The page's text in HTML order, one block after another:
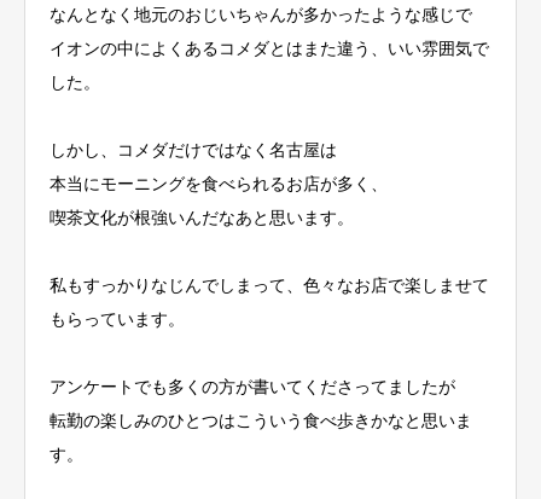
なんとなく地元のおじいちゃんが多かったような感じで
イオンの中によくあるコメダとはまた違う、いい雰囲気で
した。
しかし、コメダだけではなく名古屋は
本当にモーニングを食べられるお店が多く、
喫茶文化が根強いんだなあと思います。
私もすっかりなじんでしまって、色々なお店で楽しませて
もらっています。
アンケートでも多くの方が書いてくださってましたが
転勤の楽しみのひとつはこういう食べ歩きかなと思いま
す。